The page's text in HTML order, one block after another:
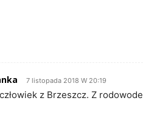
7 listopada 2018 W 20:19
z Brzeszcz. Z